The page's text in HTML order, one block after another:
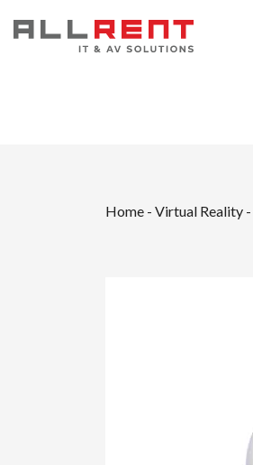
Home - Virtual Reality -